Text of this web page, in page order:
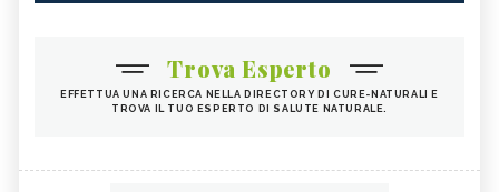
Trova Esperto
EFFETTUA UNA RICERCA NELLA DIRECTORY DI CURE-NATURALI E
TROVA IL TUO ESPERTO DI SALUTE NATURALE.